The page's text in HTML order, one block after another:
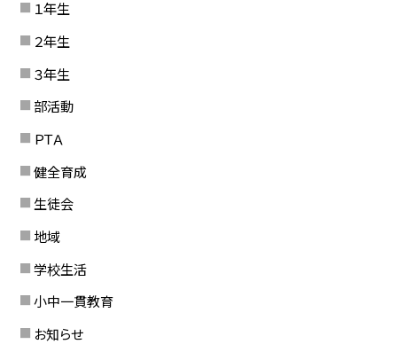
１年生
２年生
３年生
部活動
ＰＴＡ
健全育成
生徒会
地域
学校生活
小中一貫教育
お知らせ